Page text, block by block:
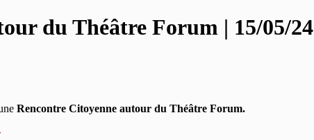
du Théâtre Forum | 15/05/24
Rencontre Citoyenne autour du Théâtre Forum.